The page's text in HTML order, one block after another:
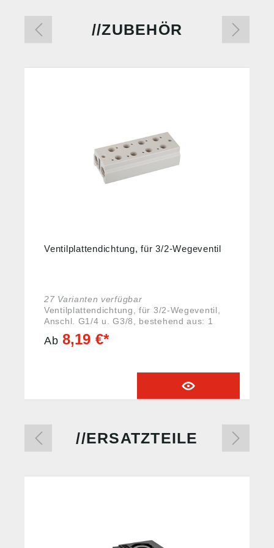
ZUBEHÖR
Ventilplattendichtung, für 3/2-Wegeventil
27 Varianten verfügbar
Ventilplattendichtung, für 3/2-Wegeventil,
Anschl. G1/4 u. G3/8, bestehend aus: 1
Dichtung und 2 Schrauben zur Montage .
Angaben gemäß
27, 72574 Bad Urach, Deutschland, E-Mail:
Ab 8,19 €*
ERSATZTEILE